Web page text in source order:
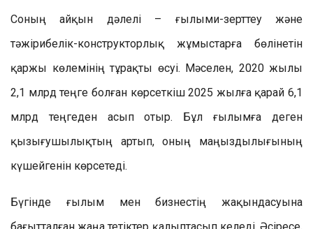
Соның айқын дәлелі – ғылыми-зерттеу және
тәжірибелік-конструкторлық жұмыстарға бөлінетін
қаржы көлемінің тұрақты өсуі. Мәселен, 2020 жылы
2,1 млрд теңге болған көрсеткіш 2025 жылға қарай 6,1
млрд теңгеден асып отыр. Бұл ғылымға деген
қызығушылықтың артып, оның маңыздылығының
күшейгенін көрсетеді.
Бүгінде ғылым мен бизнестің жақындасуына
бағытталған жаңа тетіктер қалыптасып келеді. Әсіресе,